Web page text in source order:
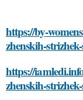
https://by-
zhenskih-
https://
zhenskih-